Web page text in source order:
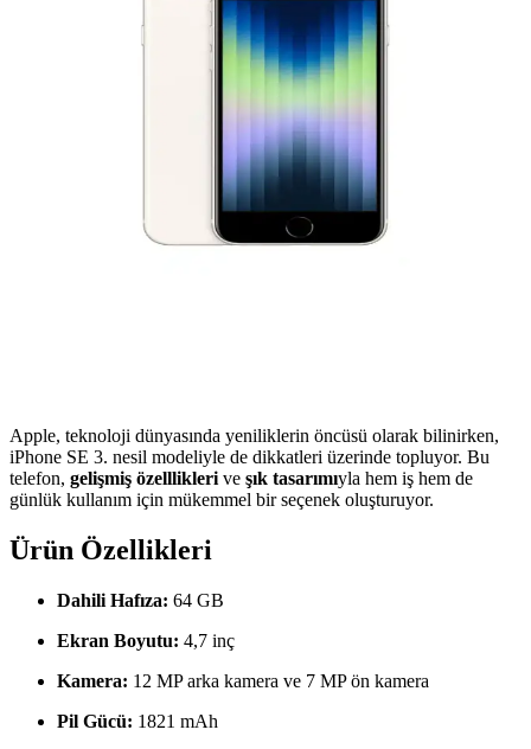
Apple, teknoloji dünyasında yeniliklerin öncüsü olarak bilinirken,
iPhone SE 3. nesil modeliyle de dikkatleri üzerinde topluyor. Bu
telefon, gelişmiş özelllikleri ve şık tasarımıyla hem iş hem de
günlük kullanım için mükemmel bir seçenek oluşturuyor.
Ürün Özellikleri
Dahili Hafıza: 64 GB
Ekran Boyutu: 4,7 inç
Kamera: 12 MP arka kamera ve 7 MP ön kamera
Pil Gücü: 1821 mAh